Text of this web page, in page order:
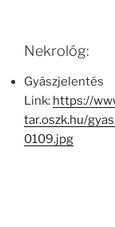
Nekrológ:
Gyászjelentés
Link: https://
tar.oszk.hu/
0109.jpg